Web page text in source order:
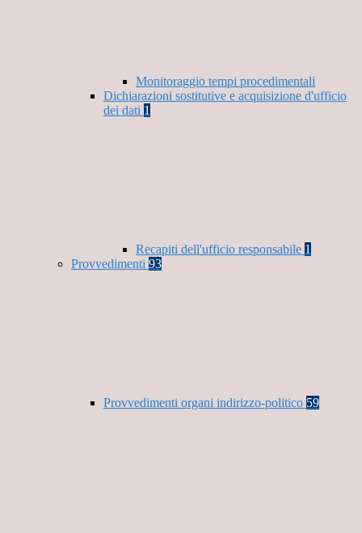
Monitoraggio tempi procedimentali
Dichiarazioni sostitutive e acquisizione d'ufficio
dei dati 1
Recapiti dell'ufficio responsabile 1
Provvedimenti 93
Provvedimenti organi indirizzo-politico 59